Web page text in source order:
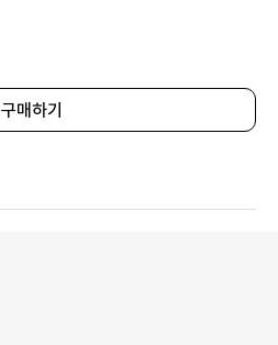
구매하기